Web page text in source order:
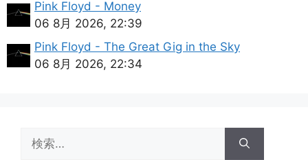
Pink Floyd - Money
06 8月 2026, 22:39
Pink Floyd - The Great Gig in the Sky
06 8月 2026, 22:34
索: